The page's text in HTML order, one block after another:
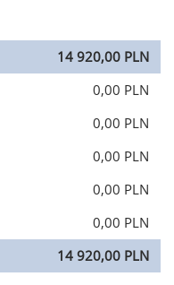
14 920,00 PLN
0,00 PLN
0,00 PLN
0,00 PLN
0,00 PLN
0,00 PLN
14 920,00 PLN